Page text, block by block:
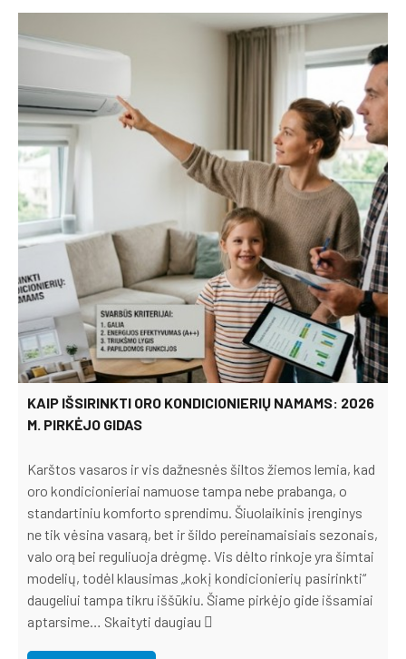
KAIP IŠSIRINKTI ORO KONDICIONIERIŲ NAMAMS: 2026
M. PIRKĖJO GIDAS
Karštos vasaros ir vis dažnesnės šiltos žiemos lemia, kad
oro kondicionieriai namuose tampa nebe prabanga, o
standartiniu komforto sprendimu. Šiuolaikinis įrenginys
ne tik vėsina vasarą, bet ir šildo pereinamaisiais sezonais,
valo orą bei reguliuoja drėgmę. Vis dėlto rinkoje yra šimtai
modelių, todėl klausimas „kokį kondicionierių pasirinkti“
daugeliui tampa tikru iššūkiu. Šiame pirkėjo gide išsamiai
aptarsime… Skaityti daugiau